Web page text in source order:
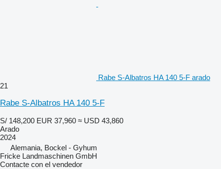
Rabe S-Albatros HA 140 5-F arado
21
Rabe S-Albatros HA 140 5-F
S/ 148,200 EUR 37,960 ≈ USD 43,860
Arado
2024
Alemania, Bockel - Gyhum
Fricke Landmaschinen GmbH
Contacte con el vendedor